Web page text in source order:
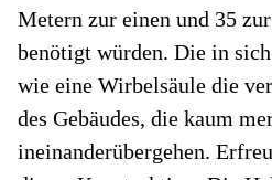
Metern zur einen und 35
benötigt würden. Die in
wie eine Wirbelsäule die
des Gebäudes, die kaum
ineinanderübergehen.